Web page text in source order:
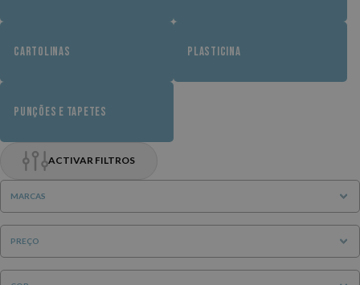
CARTOLINAS PLASTICINA
PUNÇÕES E TAPETES
ACTIVAR FILTROS
MARCAS
PREÇO